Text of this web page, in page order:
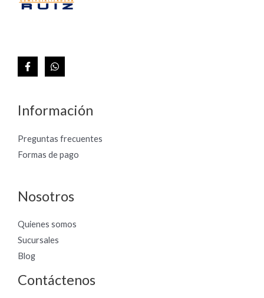
Información
Preguntas frecuentes
Formas de pago
Nosotros
Quienes somos
Sucursales
Blog
Contáctenos